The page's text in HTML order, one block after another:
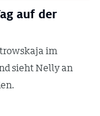
auf der
im
sieht Nelly an